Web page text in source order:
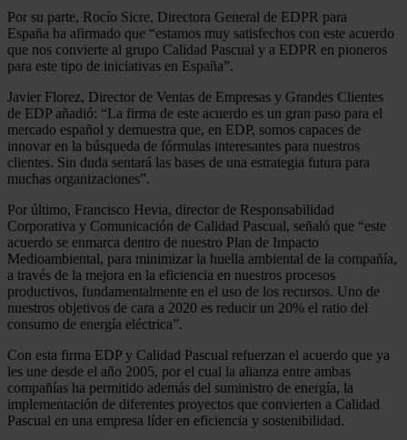
Por su parte, Rocío Sicre, Directora General de EDPR para
España ha afirmado que “estamos muy satisfechos con este acuerdo
que nos convierte al grupo Calidad Pascual y a EDPR en pioneros
para este tipo de iniciativas en España”.
Javier Florez, Director de Ventas de Empresas y Grandes Clientes
de EDP añadió: “La firma de este acuerdo es un gran paso para el
mercado español y demuestra que, en EDP, somos capaces de
innovar en la búsqueda de fórmulas interesantes para nuestros
clientes. Sin duda sentará las bases de una estrategia futura para
muchas organizaciones”.
Por último, Francisco Hevia, director de Responsabilidad
Corporativa y Comunicación de Calidad Pascual, señaló que “este
acuerdo se enmarca dentro de nuestro Plan de Impacto
Medioambiental, para minimizar la huella ambiental de la compañía,
a través de la mejora en la eficiencia en nuestros procesos
productivos, fundamentalmente en el uso de los recursos. Uno de
nuestros objetivos de cara a 2020 es reducir un 20% el ratio del
consumo de energía eléctrica”.
Con esta firma EDP y Calidad Pascual refuerzan el acuerdo que ya
les une desde el año 2005, por el cual la alianza entre ambas
compañías ha permitido además del suministro de energía, la
implementación de diferentes proyectos que convierten a Calidad
Pascual en una empresa líder en eficiencia y sostenibilidad.